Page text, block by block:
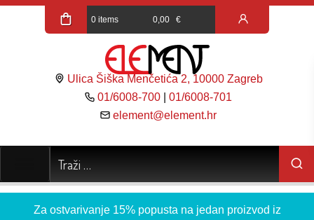
0 items 0,00 €
Ulica Šiška Menčetića 2, 10000 Zagreb
01/6008-700 |01/6008-701
element@element.hr
Za ostvarivanje 15% popusta na jedan proizvod iz